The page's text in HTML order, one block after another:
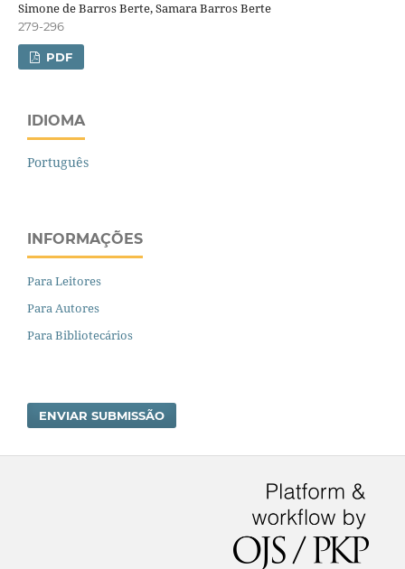
Simone de Barros Berte, Samara Barros Berte
279-296
PDF
IDIOMA
Português
INFORMAÇÕES
Para Leitores
Para Autores
Para Bibliotecários
ENVIAR SUBMISSÃO